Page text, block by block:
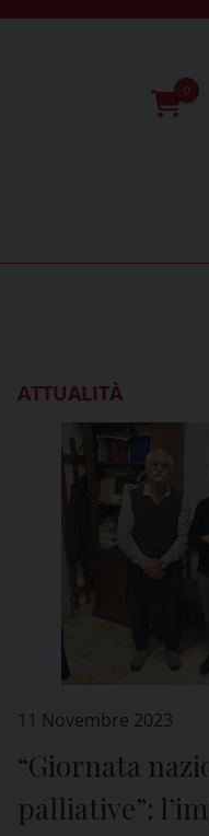
0
ATTUALITÀ
11 Novembre 2023
“Giornata
palliative”: